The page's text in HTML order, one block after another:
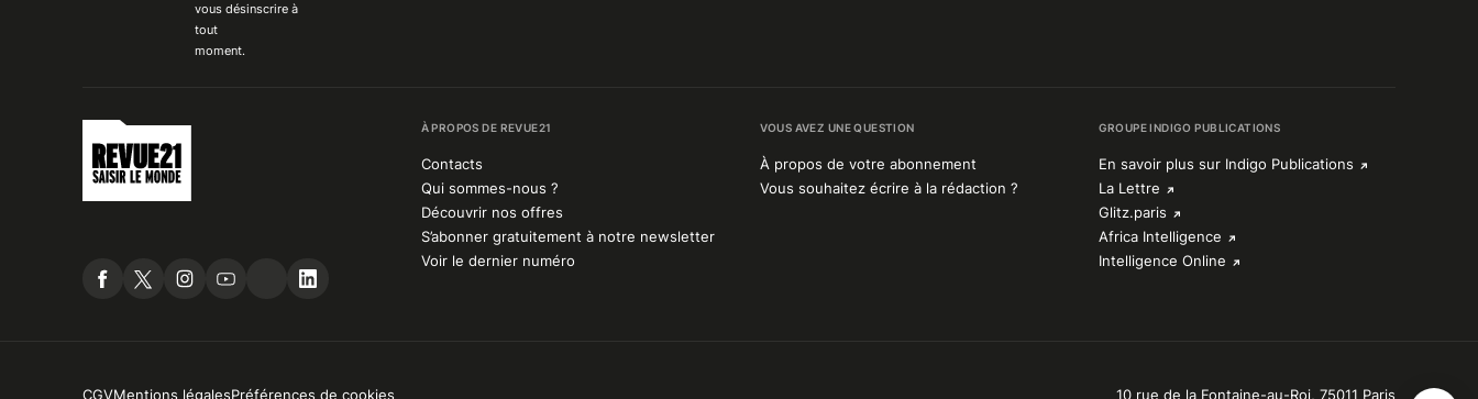
vousdésinscrire à
tout
moment.
À PROPOS DE REVUE21
Contacts
Qui sommes-nous ?
Découvrir nos offres
S’abonner gratuitement à notre newsletter
Voir le dernier numéro
VOUS AVEZ UNE QUESTION
À propos de votre abonnement
Vous souhaitez écrire à la rédaction ?
GROUPE INDIGO PUBLICATIONS
En savoir plus sur Indigo Publications
La Lettre
Glitz.paris
Africa Intelligence
Intelligence Online
CGVMentions légalesPréférences de cookies 10 rue de la Fontaine-au-Roi, 75011 Paris